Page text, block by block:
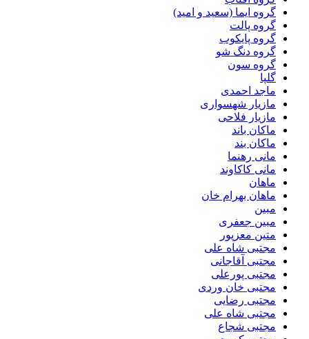
گروه ایما (سعید و امید)
گروه پالت
گروه پایکوب
گروه دنگ شو
گروه سون
گلپا
ماجد احمدی
مازیار شهسواری
مازیار فلاحی
ماکان باند
ماکان بند
مانی رهنما
مانی کاکاوند
ماهان
ماهان بهرام خان
مبین
مبین جعفری
متین معزپور
مجتبى شاه على
مجتبی آقاجانی
مجتبی پورعلی
مجتبی خان وردی
مجتبی رضایی
مجتبی شاه علی
مجتبی شجاع